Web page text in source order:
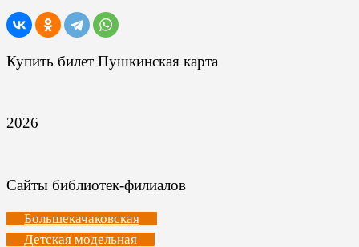
Купить билет Пушкинская карта
2026
Сайты библиотек-филиалов
Большекачаковская
Детская модельная